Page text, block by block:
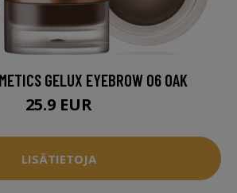
GELUX EYEBROW 06 OAK
25.9 EUR
LISÄTIETOJA